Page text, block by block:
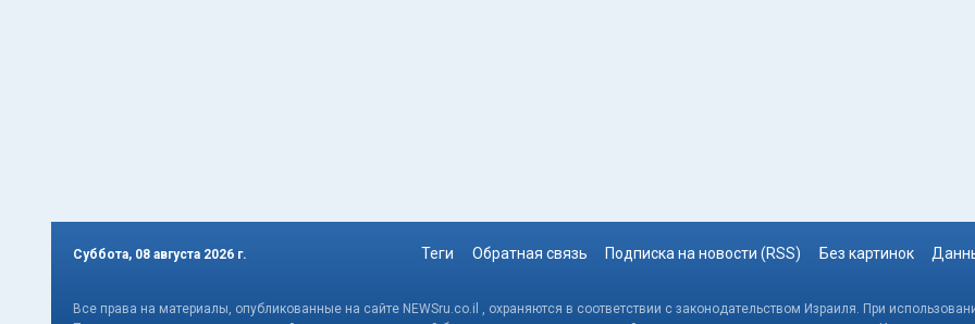
Суббота, 08 августа 2026 г. Теги Обратная связь Подписка на новости (RSS) Без картинок
Все права на материалы, опубликованные на сайте NEWSru.co.il , охраняются в соответствии с законодательством Израиля. При